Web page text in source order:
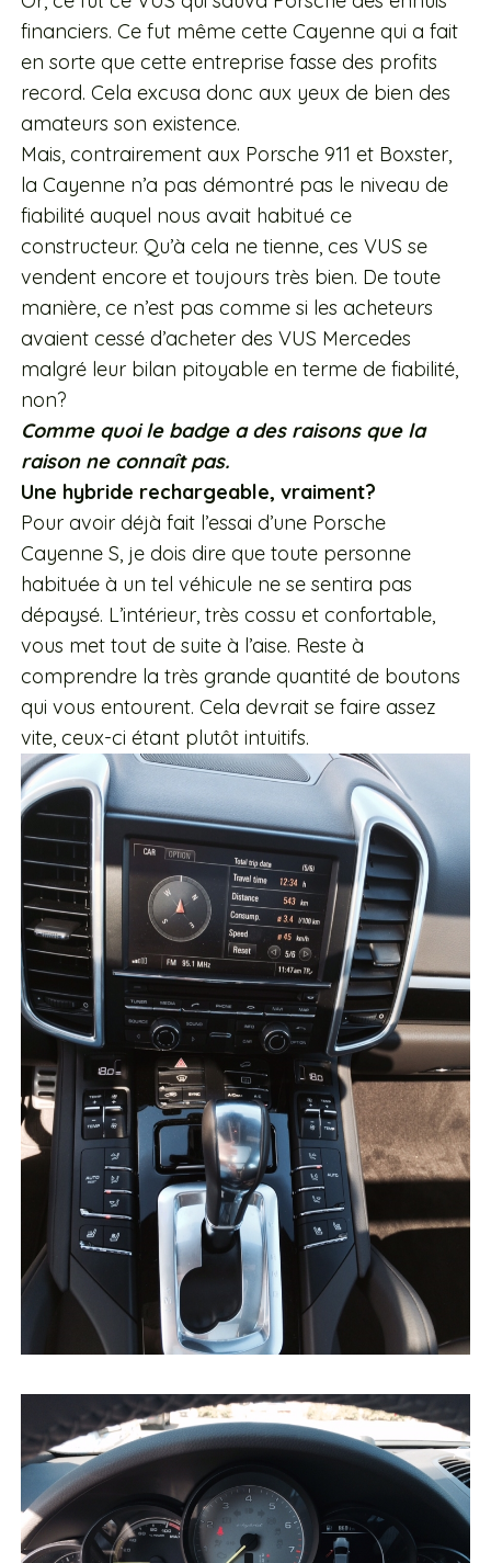
financiers. Ce fut même cette Cayenne qui a fait
en sorte que cette entreprise fasse des profits
record. Cela excusa donc aux yeux de bien des
amateurs son existence.
Mais, contrairement aux Porsche 911 et Boxster,
la Cayenne n’a pas démontré pas le niveau de
fiabilité auquel nous avait habitué ce
constructeur. Qu’à cela ne tienne, ces VUS se
vendent encore et toujours très bien. De toute
manière, ce n’est pas comme si les acheteurs
avaient cessé d’acheter des VUS Mercedes
malgré leur bilan pitoyable en terme de fiabilité,
non?
Comme quoi le badge a des raisons que la
raison ne connaît pas.
Une hybride rechargeable, vraiment?
Pour avoir déjà fait l’essai d’une Porsche
Cayenne S, je dois dire que toute personne
habituée à un tel véhicule ne se sentira pas
dépaysé. L’intérieur, très cossu et confortable,
vous met tout de suite à l’aise. Reste à
comprendre la très grande quantité de boutons
qui vous entourent. Cela devrait se faire assez
vite, ceux-ci étant plutôt intuitifs.